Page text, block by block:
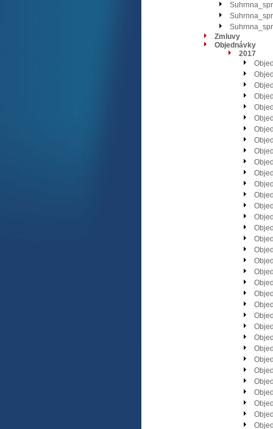
Zmluvy
Objednávky
2017